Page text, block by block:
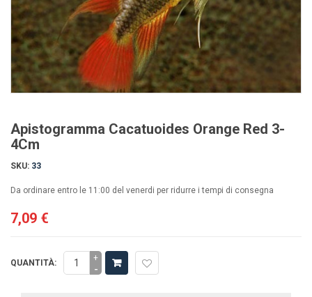
Apistogramma Cacatuoides Orange Red 3-
4Cm
SKU: 33
Da ordinare entro le 11:00 del venerdi per ridurre i tempi di consegna
7,09 €
QUANTITÀ: +
-